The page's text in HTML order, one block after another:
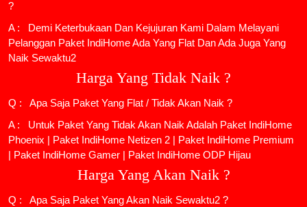
?
A : Demi Keterbukaan Dan Kejujuran Kami Dalam Melayani
Pelanggan Paket IndiHome Ada Yang Flat Dan Ada Juga Yang
Naik Sewaktu2
Harga Yang Tidak Naik ?
Q : Apa Saja Paket Yang Flat / Tidak Akan Naik ?
A : Untuk Paket Yang Tidak Akan Naik Adalah Paket IndiHome
Phoenix | Paket IndiHome Netizen 2 | Paket IndiHome Premium
| Paket IndiHome Gamer | Paket IndiHome ODP Hijau
Harga Yang Akan Naik ?
Q : Apa Saja Paket Yang Akan Naik Sewaktu2 ?